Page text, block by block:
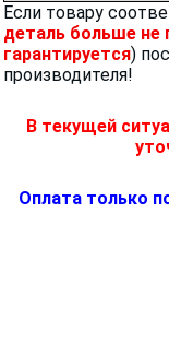
Если товару
деталь больше не
гарантируется)
производителя!
В текущей
Оплата только